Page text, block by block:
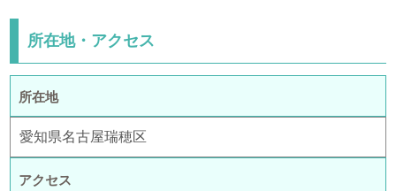
所在地・アクセス
所在地
愛知県名古屋瑞穂区
アクセス